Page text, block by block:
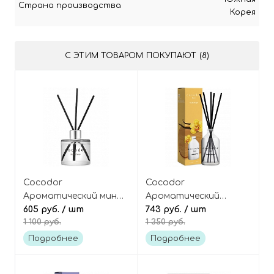
Страна производства
Корея
С ЭТИМ ТОВАРОМ ПОКУПАЮТ (8)
Cocodor
Ароматический мини-
диффузор для дома
[Black Cherry - Тёмная
Вишня] Signature Reed
605 руб. / шт
1 100 руб.
Подробнее
Cocodor
Ароматический
диффузор для дома
[Vanilla Delight -
Ванильное
743 руб. / шт
1 350 руб.
Подробнее